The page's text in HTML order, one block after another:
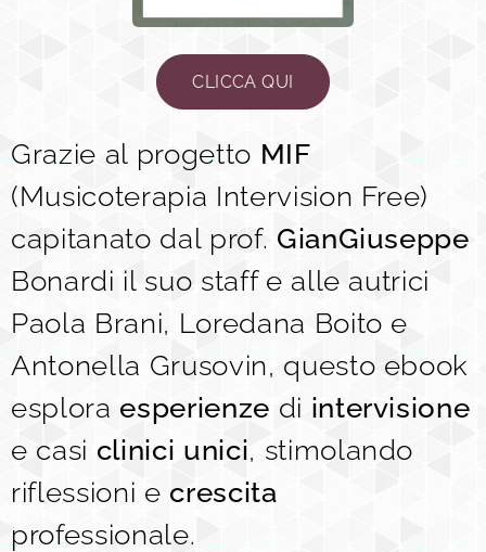
CLICCA QUI
Grazie al progetto MIF
(Musicoterapia Intervision Free)
capitanato dal prof. GianGiuseppe
Bonardi il suo staff e alle autrici
Paola Brani, Loredana Boito e
Antonella Grusovin, questo ebook
esplora esperienze di intervisione
e casi clinici unici, stimolando
riflessioni e crescita
professionale.